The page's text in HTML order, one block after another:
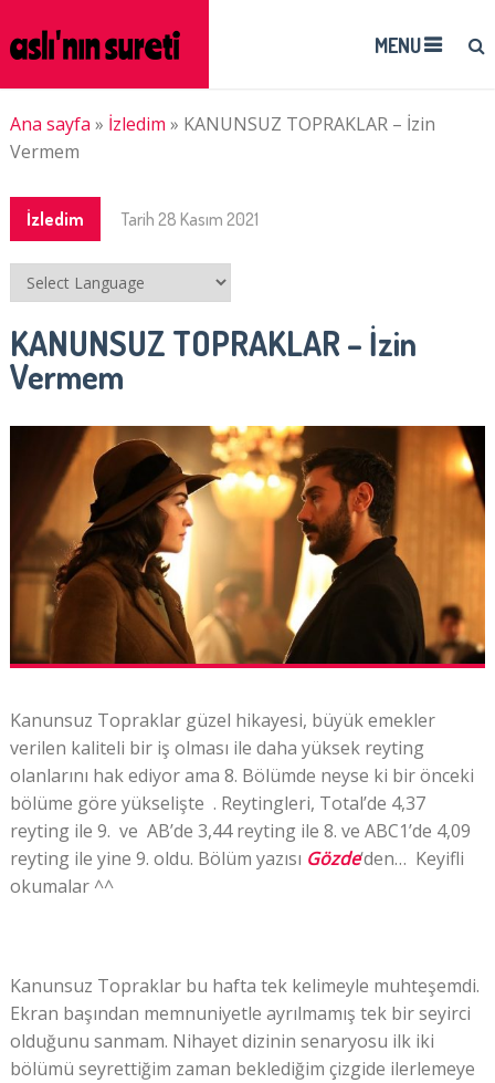
MENU
Ana sayfa » İzledim » KANUNSUZ TOPRAKLAR – İzin
Vermem
İzledim Tarih 28 Kasım 2021
KANUNSUZ TOPRAKLAR – İzin
Vermem
Kanunsuz Topraklar güzel hikayesi, büyük emekler
verilen kaliteli bir iş olması ile daha yüksek reyting
olanlarını hak ediyor ama 8. Bölümde neyse ki bir önceki
bölüme göre yükselişte . Reytingleri, Total’de 4,37
reyting ile 9. ve AB’de 3,44 reyting ile 8. ve ABC1’de 4,09
reyting ile yine 9. oldu. Bölüm yazısı Gözde‘den… Keyifli
okumalar ^^
Kanunsuz Topraklar bu hafta tek kelimeyle muhteşemdi.
Ekran başından memnuniyetle ayrılmamış tek bir seyirci
olduğunu sanmam. Nihayet dizinin senaryosu ilk iki
bölümü seyrettiğim zaman beklediğim çizgide ilerlemeye